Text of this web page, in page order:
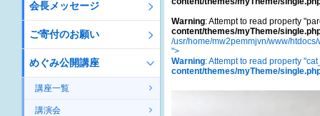
Warning: Attempt to read property
content/themes/myTheme/
/usr/home/mw2pemmjvn/www/
">
Warning: Attempt to read property
content/themes/myTheme/
会長メッセージ
ご寄付のお願い
めぐみ公開講座
講座一覧
講演会